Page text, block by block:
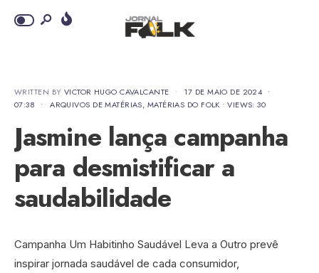
WRITTEN BY VICTOR HUGO CAVALCANTE • 17 DE MAIO DE 2024 •
07:38
• ARQUIVOS DE MATÉRIAS, MATÉRIAS DO FOLK •VIEWS: 30
Jasmine lança campanha
para desmistificar a
saudabilidade
Campanha Um Habitinho Saudável Leva a Outro prevê
inspirar jornada saudável de cada consumidor,